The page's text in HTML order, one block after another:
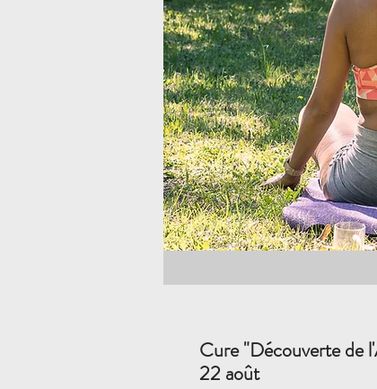
Cure "Découverte de
22 août